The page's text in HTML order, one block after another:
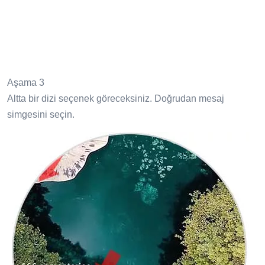
Aşama 3
Altta bir dizi seçenek göreceksiniz. Doğrudan mesaj
simgesini seçin.